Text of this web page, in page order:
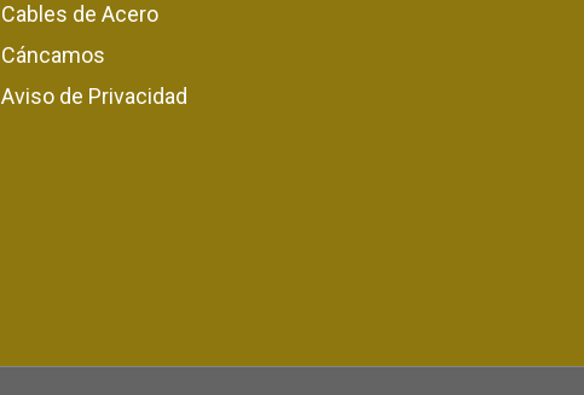
Cables de Acero
Cáncamos
Aviso de Privacidad